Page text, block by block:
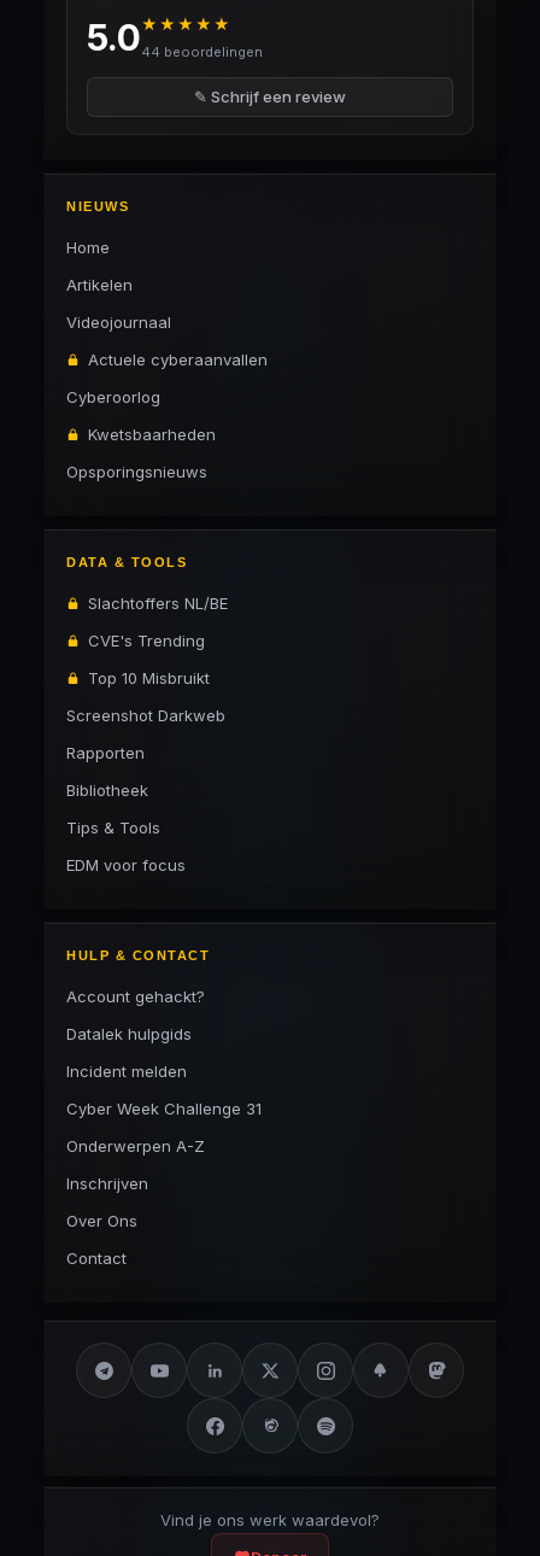
5.0★★★★★
44 beoordelingen
✎ Schrijf een review
NIEUWS
Home
Artikelen
Videojournaal
Actuele cyberaanvallen
Cyberoorlog
Kwetsbaarheden
Opsporingsnieuws
DATA & TOOLS
Slachtoffers NL/BE
CVE's Trending
Top 10 Misbruikt
Screenshot Darkweb
Rapporten
Bibliotheek
Tips & Tools
EDM voor focus
HULP & CONTACT
Account gehackt?
Datalek hulpgids
Incident melden
Cyber Week Challenge 31
Onderwerpen A-Z
Inschrijven
Over Ons
Contact
Vind je ons werk waardevol?